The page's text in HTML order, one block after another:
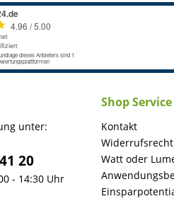
unter:
20
- 14:30 Uhr
Shop Service
Kontakt
Watt oder